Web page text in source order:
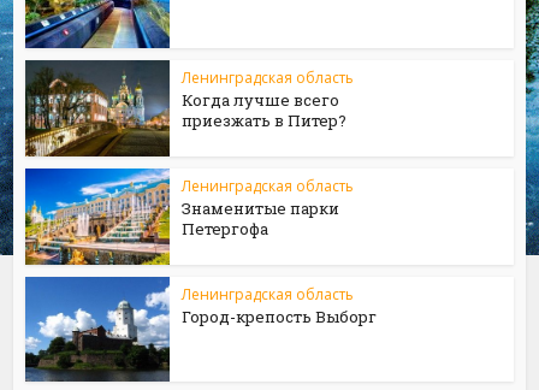
Ленинградская область
Когда лучше всего
приезжать в Питер?
Ленинградская область
Знаменитые парки
Петергофа
Ленинградская область
Город-крепость Выборг